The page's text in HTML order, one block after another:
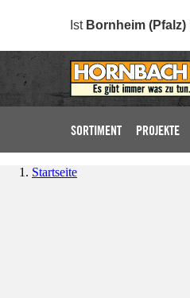
Ist Bornheim (Pfalz)
SORTIMENT PROJEKTE
Startseite